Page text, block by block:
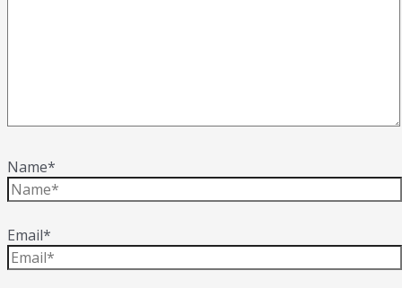
Name*
Email*